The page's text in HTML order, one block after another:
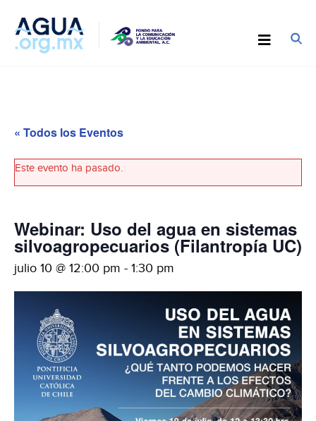
« Todos los Eventos
Este evento ha pasado.
Webinar: Uso del agua en sistemas
silvoagropecuarios (Filantropía UC)
julio 10 @ 12:00 pm - 1:30 pm